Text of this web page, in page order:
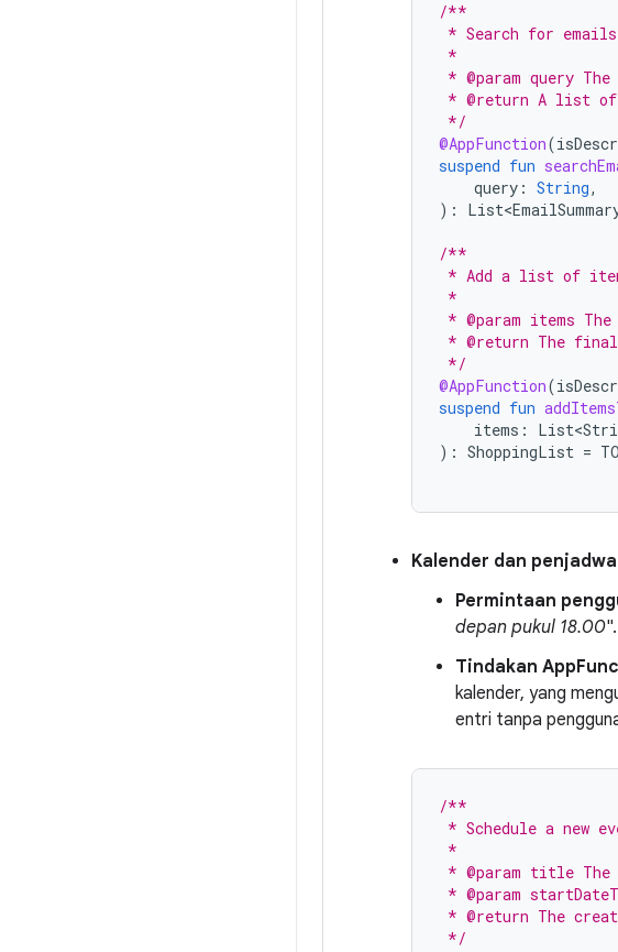
/**
* Search for
*
* @param query
* @return A list of
*/
@AppFunction(
suspend fun
query : String,
):
/**
* Add a list of
*
* @param items
* @return The
*/
@AppFunction(
suspend fun
items :
): ShoppingList =
Kalender dan
Permintaan
depan pukul 18.00".
Tindakan
kalender, yang
entri tanpa
/**
* Schedule a new
*
* @param title
* @param
* @return The
*/